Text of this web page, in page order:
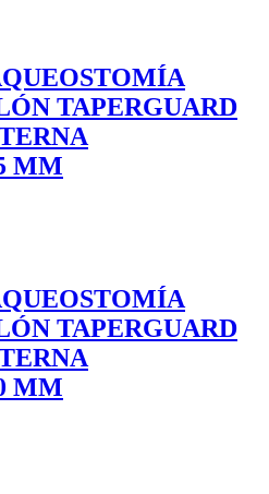
TAPERGUARD
MM
TAPERGUARD
MM